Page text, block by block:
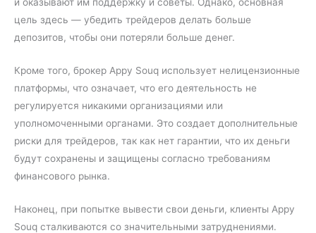
и оказывают им поддержку и советы. Однако, основная
цель здесь — убедить трейдеров делать больше
депозитов, чтобы они потеряли больше денег.
Кроме того, брокер Appy Souq использует нелицензионные
платформы, что означает, что его деятельность не
регулируется никакими организациями или
уполномоченными органами. Это создает дополнительные
риски для трейдеров, так как нет гарантии, что их деньги
будут сохранены и защищены согласно требованиям
финансового рынка.
Наконец, при попытке вывести свои деньги, клиенты Appy
Souq сталкиваются со значительными затруднениями.